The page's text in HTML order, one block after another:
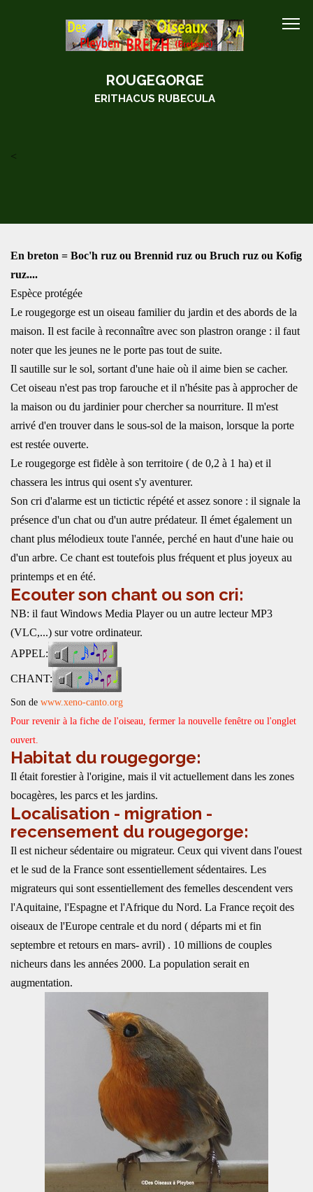
ROUGEGORGE
ERITHACUS RUBECULA
<
En breton = Boc'h ruz ou Brennid ruz ou Bruch ruz ou Kofig
ruz....
Espèce protégée
Le rougegorge est un oiseau familier du jardin et des abords de la
maison. Il est facile à reconnaître avec son plastron orange : il faut
noter que les jeunes ne le porte pas tout de suite.
Il sautille sur le sol, sortant d'une haie où il aime bien se cacher.
Cet oiseau n'est pas trop farouche et il n'hésite pas à approcher de
la maison ou du jardinier pour chercher sa nourriture. Il m'est
arrivé d'en trouver dans le sous-sol de la maison, lorsque la porte
est restée ouverte.
Le rougegorge est fidèle à son territoire ( de 0,2 à 1 ha) et il
chassera les intrus qui osent s'y aventurer.
Son cri d'alarme est un tictictic répété et assez sonore : il signale la
présence d'un chat ou d'un autre prédateur. Il émet également un
chant plus mélodieux toute l'année, perché en haut d'une haie ou
d'un arbre. Ce chant est toutefois plus fréquent et plus joyeux au
printemps et en été.
Ecouter son chant ou son cri:
NB: il faut Windows Media Player ou un autre lecteur MP3
(VLC,...) sur votre ordinateur.
APPEL:
CHANT:
Son de www.xeno-canto.org
Pour revenir à la fiche de l'oiseau, fermer la nouvelle fenêtre ou l'onglet
ouvert.
Habitat du rougegorge:
Il était forestier à l'origine, mais il vit actuellement dans les zones
bocagères, les parcs et les jardins.
Localisation - migration -
recensement du rougegorge:
Il est nicheur sédentaire ou migrateur. Ceux qui vivent dans l'ouest
et le sud de la France sont essentiellement sédentaires. Les
migrateurs qui sont essentiellement des femelles descendent vers
l'Aquitaine, l'Espagne et l'Afrique du Nord. La France reçoit des
oiseaux de l'Europe centrale et du nord ( départs mi et fin
septembre et retours en mars- avril) . 10 millions de couples
nicheurs dans les années 2000. La population serait en
augmentation.